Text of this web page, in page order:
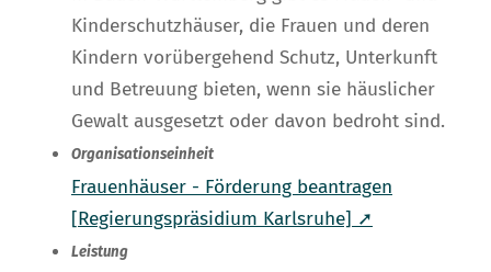
Kinderschutzhäuser, die Frauen und deren
Kindern vorübergehend Schutz, Unterkunft
und Betreuung bieten, wenn sie häuslicher
Gewalt ausgesetzt oder davon bedroht sind.
Organisationseinheit
Frauenhäuser - Förderung beantragen
[Regierungspräsidium Karlsruhe] ➚
Leistung